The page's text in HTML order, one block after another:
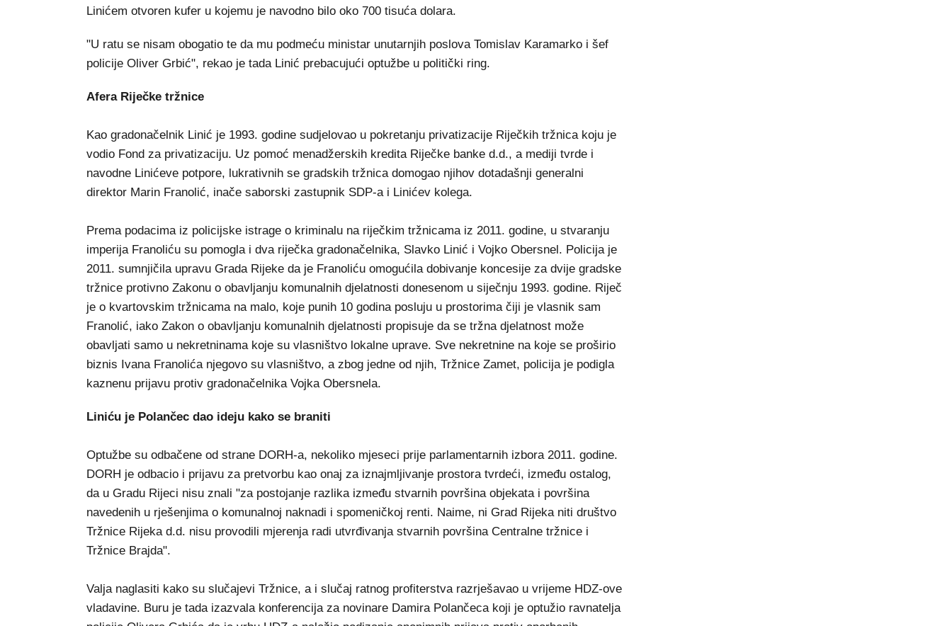
Linićem otvoren kufer u kojemu je navodno bilo oko 700 tisuća dolara.
"U ratu se nisam obogatio te da mu podmeću ministar unutarnjih poslova Tomislav Karamarko i šef
policije Oliver Grbić", rekao je tada Linić prebacujući optužbe u politički ring.
Afera Riječke tržnice
Kao gradonačelnik Linić je 1993. godine sudjelovao u pokretanju privatizacije Riječkih tržnica koju je
vodio Fond za privatizaciju. Uz pomoć menadžerskih kredita Riječke banke d.d., a mediji tvrde i
navodne Linićeve potpore, lukrativnih se gradskih tržnica domogao njihov dotadašnji generalni
direktor Marin Franolić, inače saborski zastupnik SDP-a i Linićev kolega.
Prema podacima iz policijske istrage o kriminalu na riječkim tržnicama iz 2011. godine, u stvaranju
imperija Franoliću su pomogla i dva riječka gradonačelnika, Slavko Linić i Vojko Obersnel. Policija je
2011. sumnjičila upravu Grada Rijeke da je Franoliću omogućila dobivanje koncesije za dvije gradske
tržnice protivno Zakonu o obavljanju komunalnih djelatnosti donesenom u siječnju 1993. godine. Riječ
je o kvartovskim tržnicama na malo, koje punih 10 godina posluju u prostorima čiji je vlasnik sam
Franolić, iako Zakon o obavljanju komunalnih djelatnosti propisuje da se tržna djelatnost može
obavljati samo u nekretninama koje su vlasništvo lokalne uprave. Sve nekretnine na koje se proširio
biznis Ivana Franolića njegovo su vlasništvo, a zbog jedne od njih, Tržnice Zamet, policija je podigla
kaznenu prijavu protiv gradonačelnika Vojka Obersnela.
Liniću je Polančec dao ideju kako se braniti
Optužbe su odbačene od strane DORH-a, nekoliko mjeseci prije parlamentarnih izbora 2011. godine.
DORH je odbacio i prijavu za pretvorbu kao onaj za iznajmljivanje prostora tvrdeći, između ostalog,
da u Gradu Rijeci nisu znali "za postojanje razlika između stvarnih površina objekata i površina
navedenih u rješenjima o komunalnoj naknadi i spomeničkoj renti. Naime, ni Grad Rijeka niti društvo
Tržnice Rijeka d.d. nisu provodili mjerenja radi utvrđivanja stvarnih površina Centralne tržnice i
Tržnice Brajda".
Valja naglasiti kako su slučajevi Tržnice, a i slučaj ratnog profiterstva razrješavao u vrijeme HDZ-ove
vladavine. Buru je tada izazvala konferencija za novinare Damira Polančeca koji je optužio ravnatelja